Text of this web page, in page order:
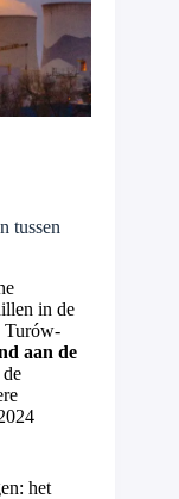
tussen
in de
Turów-
aan de
het